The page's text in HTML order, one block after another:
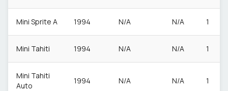
Mini Sprite A 1994 N/A N/A 1
Mini Tahiti 1994 N/A N/A 1
Mini Tahiti
Auto
1994 N/A N/A 1